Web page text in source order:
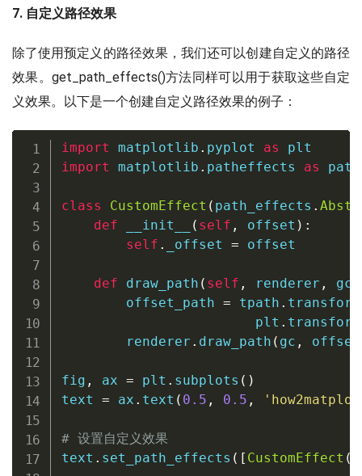
7. 自定义路径效果
除了使用预定义的路径效果，我们还可以创建自定义的路径
效果。get_path_effects()方法同样可以用于获取这些自定
义效果。以下是一个创建自定义路径效果的例子：
import matplotlib . pyplot as
import matplotlib . patheffects as
class CustomEffect ( path_effects .
def
__init__ ( self , offset ) :
self . _offset = offset
def draw_path ( self , renderer , gc
        offset_path
= tpath .
                        plt
.
        renderer
. draw_path ( gc ,
fig , ax = plt . subplots ( )
text = ax . text ( 0.5 , 0.5 ,
# 设置自定义效果
text . set_path_effects ( [ CustomEffect (